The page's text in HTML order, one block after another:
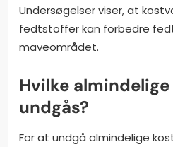
Undersøgelser viser, at
fedtstoffer kan forbedre
maveområdet.
Hvilke
undgås?
For at undgå almindelige